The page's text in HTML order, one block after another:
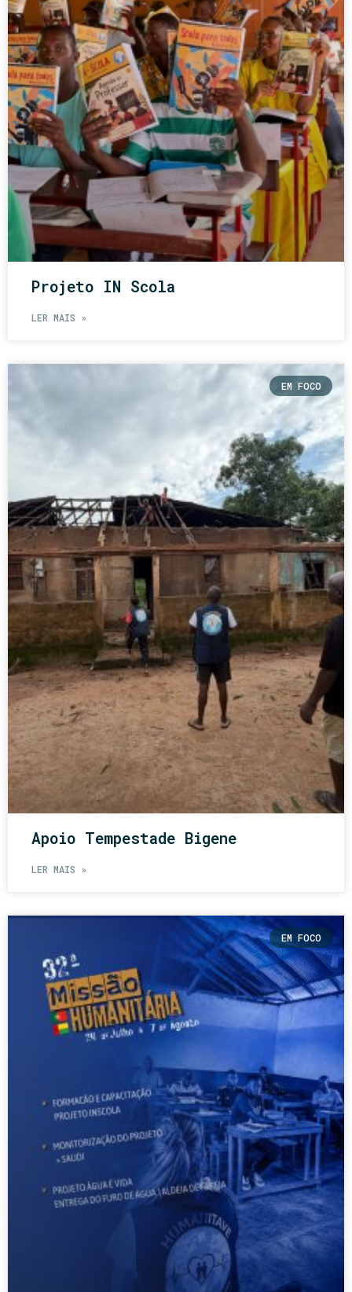
Projeto IN Scola
LER MAIS »
EM FOCO
Apoio Tempestade Bigene
LER MAIS »
EM FOCO